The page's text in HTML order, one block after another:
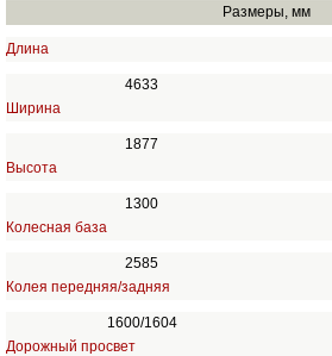
Размеры, мм
Длина
4633
Ширина
1877
Высота
1300
Колесная база
2585
Колея передняя/задняя
1600/1604
Дорожный просвет